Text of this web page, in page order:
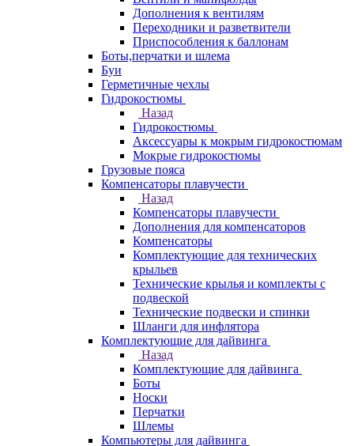
Дополнения к вентилям
Переходники и разветвители
Приспособления к баллонам
Боты,перчатки и шлема
Буи
Герметичные чехлы
Гидрокостюмы
Назад
Гидрокостюмы
Аксессуары к мокрым гидрокостюмам
Мокрые гидрокостюмы
Грузовые пояса
Компенсаторы плавучести
Назад
Компенсаторы плавучести
Дополнения для компенсаторов
Компенсаторы
Комплектующие для технических
крыльев
Технические крылья и комплекты с
подвеской
Технические подвески и спинки
Шланги для инфлятора
Комплектующие для дайвинга
Назад
Комплектующие для дайвинга
Боты
Носки
Перчатки
Шлемы
Компьютеры для дайвинга